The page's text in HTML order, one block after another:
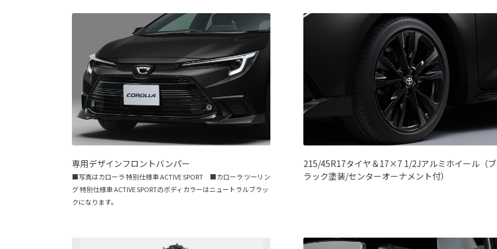
専用デザインフロントバンパー
■写真はカローラ 特別仕様車 ACTIVE SPORT ■カローラ ツーリン
グ 特別仕様車 ACTIVE SPORTのボディカラーはニュートラルブラッ
クになります。
215/45R17タイヤ＆17×7 1/2Jアルミホイール（ブ
ラック塗装/センターオーナメント付）